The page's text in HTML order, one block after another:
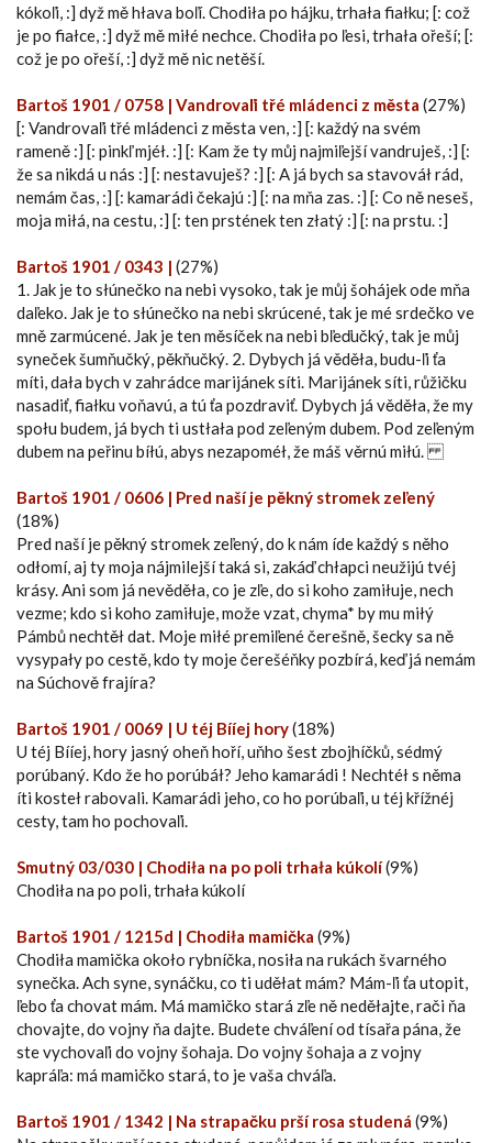
kókoľi, :] dyž mě hłava boľí. Chodiła po hájku, trhała fiałku; [: což
je po fiałce, :] dyž mě miłé nechce. Chodiła po ľesi, trhała ořeší; [:
což je po ořeší, :] dyž mě nic netěší.
Bartoš 1901 / 0758 | Vandrovaľi třé mládenci z města (27%)
[: Vandrovaľi třé mládenci z města ven, :] [: každý na svém
rameně :] [: pinkľ mjéł. :] [: Kam že ty můj najmiľejší vandruješ, :] [:
že sa nikdá u nás :] [: nestavuješ? :] [: A já bych sa stavováł rád,
nemám čas, :] [: kamarádi čekajú :] [: na mňa zas. :] [: Co ně neseš,
moja miłá, na cestu, :] [: ten prstének ten złatý :] [: na prstu. :]
Bartoš 1901 / 0343 | (27%)
1. Jak je to słúnečko na nebi vysoko, tak je můj šohájek ode mňa
daľeko. Jak je to słúnečko na nebi skrúcené, tak je mé srdečko ve
mně zarmúcené. Jak je ten měsíček na nebi bľeďučký, tak je můj
syneček šumňučký, pěkňučký. 2. Dybych já věděła, budu-ľi ťa
míti, dała bych v zahrádce marijánek síti. Marijánek síti, růžičku
nasadiť, fiałku voňavú, a tú ťa pozdraviť. Dybych já věděła, že my
społu budem, já bych ti ustłała pod zeľeným dubem. Pod zeľeným
dubem na peřinu bíłú, abys nezapoméł, že máš věrnú miłú.
Bartoš 1901 / 0606 | Pred naší je pěkný stromek zeľený
(18%)
Pred naší je pěkný stromek zeľený, do k nám íde každý s něho
odłomí, aj ty moja nájmilejší taká si, zakáď chłapci neužijú tvéj
krásy. Ani som já nevěděła, co je zľe, do si koho zamiłuje, nech
vezme; kdo si koho zamiłuje, može vzat, chyma* by mu miłý
Pámbů nechtěł dat. Moje miłé premiľené čerešně, šecky sa ně
vysypały po cestě, kdo ty moje čerešéňky pozbírá, keď já nemám
na Súchově frajíra?
Bartoš 1901 / 0069 | U téj Bííej hory(18%)
U téj Bííej, hory jasný oheň hoří, uňho šest zbojhíčků, sédmý
porúbaný. Kdo že ho porúbáł? Jeho kamarádi ! Nechtéł s něma
íti kosteł rabovali. Kamarádi jeho, co ho porúbaľi, u téj křížnéj
cesty, tam ho pochovaľi.
Smutný 03/030 | Chodiła na po poli trhała kúkolí(9%)
Chodiła na po poli, trhała kúkolí
Bartoš 1901 / 1215d | Chodiła mamička (9%)
Chodiła mamička około rybníčka, nosiła na rukách švarného
synečka. Ach syne, synáčku, co ti uděłat mám? Mám-ľi ťa utopit,
ľebo ťa chovat mám. Má mamičko stará zľe ně neděłajte, rači ňa
chovajte, do vojny ňa dajte. Budete chváľení od tísařa pána, že
ste vychovaľi do vojny šohaja. Do vojny šohaja a z vojny
kapráľa: má mamičko stará, to je vaša chváľa.
Bartoš 1901 / 1342 | Na strapačku prší rosa studená (9%)